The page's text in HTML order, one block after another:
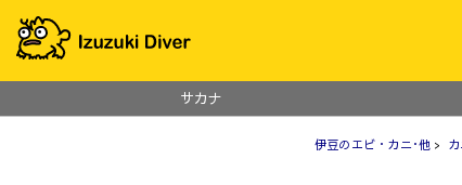
サカナ
伊豆のエビ・カニ･他 >